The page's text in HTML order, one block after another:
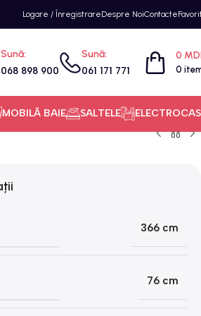
Logare / ÎnregistrareDespre NoiContacte
Sună:
068 898 900
Sună:
061 171 771 0
0
MOBILĂ BAIE SALTELE
366 cm
76 cm